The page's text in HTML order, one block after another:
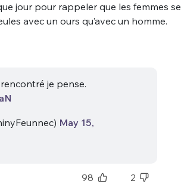
jour pour rappeler que les femmes se
avec un ours qu’avec un homme.
je pense.
May 15,
98 2